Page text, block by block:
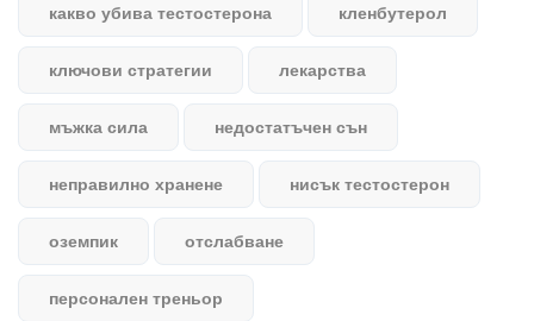
какво убива тестостерона кленбутерол
ключови стратегии лекарства
мъжка сила недостатъчен сън
неправилно хранене нисък тестостерон
оземпик отслабване
персонален треньор